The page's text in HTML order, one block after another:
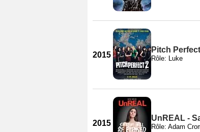
2015
Pitch
Rôle: Luke
2015
UnREAL -
Rôle: Adam